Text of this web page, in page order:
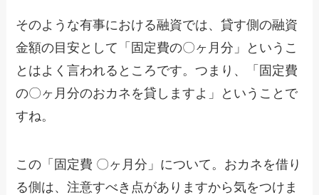
そのような有事における融資では、貸す側の融資
金額の目安として「固定費の〇ヶ月分」というこ
とはよく言われるところです。つまり、「固定費
の〇ヶ月分のおカネを貸しますよ」ということで
すね。
この「固定費 〇ヶ月分」について。おカネを借り
る側は、注意すべき点がありますから気をつけま